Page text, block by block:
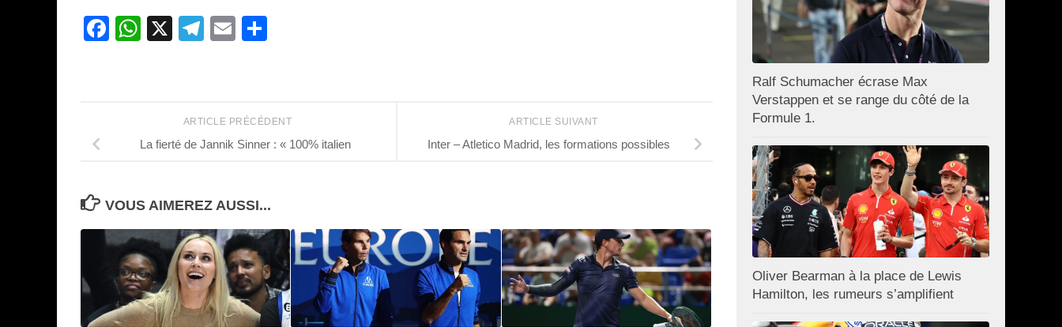
Facebook
WhatsApp
X Telegram
Email
ARTICLE SUIVANT
Inter – Atletico Madrid, les formations possibles
ARTICLE PRÉCÉDENT
La fierté de Jannik Sinner : « 100% italien
VOUS AIMEREZ AUSSI...
Ralf Schumacher écrase Max
Verstappen et se range du côté de la
Formule 1.
Oliver Bearman à la place de Lewis
Hamilton, les rumeurs s’amplifient